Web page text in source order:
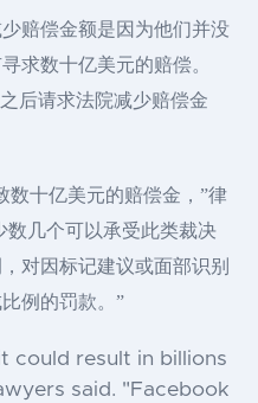
赔偿金额是因为他们并没
求数十亿美元的赔偿。
后请求法院减少赔偿金
数十亿美元的赔偿金，”律
数几个可以承受此类裁决
对因标记建议或面部识别
例的罚款。”
could result in billions
said. "Facebook